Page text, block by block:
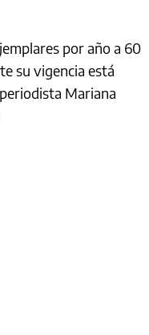
por año a 60
su vigencia está
Mariana